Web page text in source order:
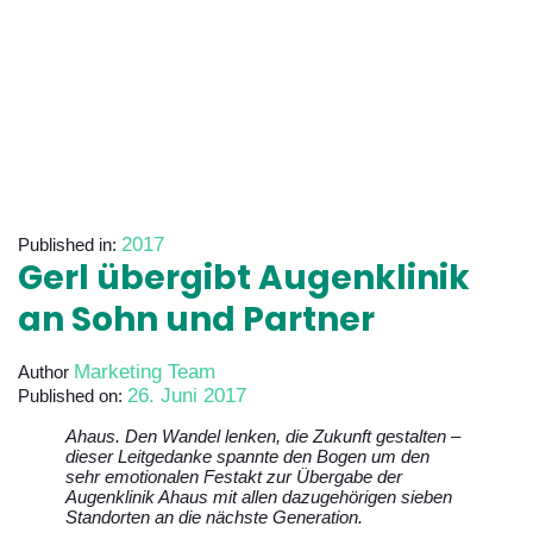
Published in: 2017
Gerl übergibt Augenklinik
an Sohn und Partner
Author Marketing Team
Published on: 26. Juni 2017
Ahaus. Den Wandel lenken, die Zukunft gestalten –
dieser Leitgedanke spannte den Bogen um den
sehr emotionalen Festakt zur Übergabe der
Augenklinik Ahaus mit allen dazugehörigen sieben
Standorten an die nächste Generation.